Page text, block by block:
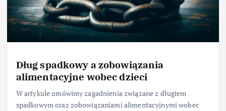
Dług spadkowy a zobowiązania
alimentacyjne wobec dzieci
W artykule omówimy zagadnienia związane z długiem
spadkowym oraz zobowiązaniami alimentacyjnymi wobec